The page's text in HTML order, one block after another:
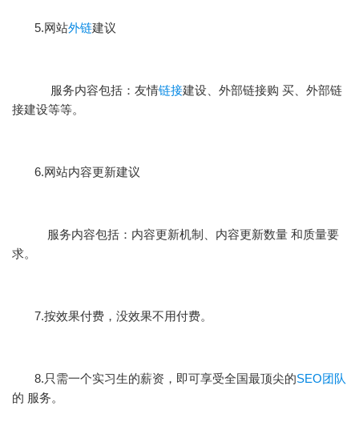
5.网站外链建议
服务内容包括：友情链接建设、外部链接购 买、外部链
接建设等等。
6.网站内容更新建议
服务内容包括：内容更新机制、内容更新数量 和质量要
求。
7.按效果付费，没效果不用付费。
8.只需一个实习生的薪资，即可享受全国最顶尖的SEO团队
的 服务。